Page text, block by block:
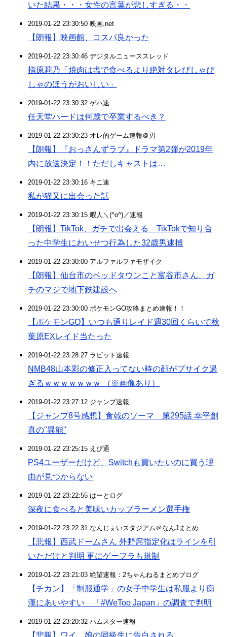
いた結果・・・女性の言葉が悲しすぎる・・
2019-01-22 23:30:50 映画.net
【朗報】映画館、コスパ良かった
2019-01-22 23:30:46 デジタルニューススレッド
指原莉乃「焼肉は塩で食べるより絶対タレびしゃび
しゃのほうがおいしい」
2019-01-22 23:30:32 ゲハ速
任天堂ハードは何歳で卒業するべき？
2019-01-22 23:30:23 オレ的ゲーム速報＠刃
【朗報】『おっさんずラブ』ドラマ第2弾が2019年
内に放送決定！！ただしキャストは…
2019-01-22 23:30:16 キニ速
私が猫又に出会った話
2019-01-22 23:30:15 暇人＼(^o^)／速報
【朗報】TikTok、ガチで出会える TikTokで知り合
った中学生にわいせつ行為した32歳男逮捕
2019-01-22 23:30:00 アルファルファモザイク
【朗報】仙台市のベッドタウンこと富谷市さん、ガ
チのマジで地下鉄建設へ
2019-01-22 23:30:00 ポケモンGO攻略まとめ速報！！
【ポケモンGO】いつも通りレイド週30回くらいで秋
葉原EXレイド当たった
2019-01-22 23:28:27 ラビット速報
NMB48山本彩の修正入ってない時の顔がブサイク過
ぎるｗｗｗｗｗｗｗ （※画像あり）
2019-01-22 23:27:12 ジャンプ速報
【ジャンプ8号感想】食戟のソーマ 第295話 幸平創
真の"異能"
2019-01-22 23:25:15 えび通
PS4ユーザーだけど、Switchも買いたいのに買う理
由が見つからない
2019-01-22 23:22:55 はーとログ
深夜に食べると美味いカップラーメン選手権
2019-01-22 23:22:31 なんじぇいスタジアム＠なんJまとめ
【悲報】西武ドームさん 外野席指定化はラインを引
いただけと判明 更にゲーフラも規制
2019-01-22 23:21:03 絶望速報：2ちゃんねるまとめブログ
【チカン】「制服通学」の女子中学生は私服より痴
漢にあいやすい 「#WeToo Japan」の調査で判明
2019-01-22 23:20:32 ハムスター速報
【悲報】ワイ、娘の同級生に告白される